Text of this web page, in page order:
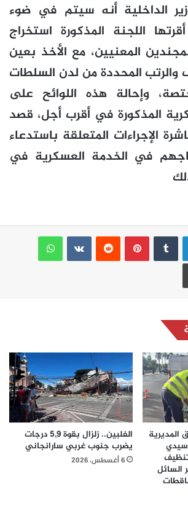
الداخلية أنه سيتم في ضوء
اللجنة المذكورة استخراج
المعنيين، مع الأخذ بعين
والرتب المحددة من لدن السلطات
وإحالة هذه اللوائح على
المذكورة في أقرب أجل، قصد
الإجراءات المتعلقة باستدعاء
في الخدمة العسكرية في
لينكدإن بينتيريست
واتساب
طباعة
المديرية
سيدي
السائل
الفلبين.. زلزال بقوة 5,9 درجات
يضرب جنوب غربي سارانجاني
6 أغسطس، 2026